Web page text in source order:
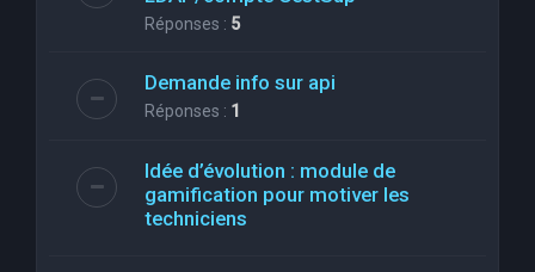
Réponses : 5
Demande info sur api
Réponses : 1
Idée d’évolution : module de
gamification pour motiver les
techniciens